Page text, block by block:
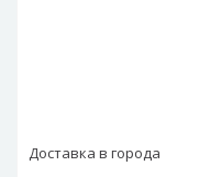
Доставка в города